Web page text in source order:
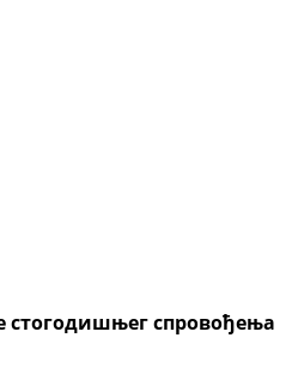
стогодишњег спровођења